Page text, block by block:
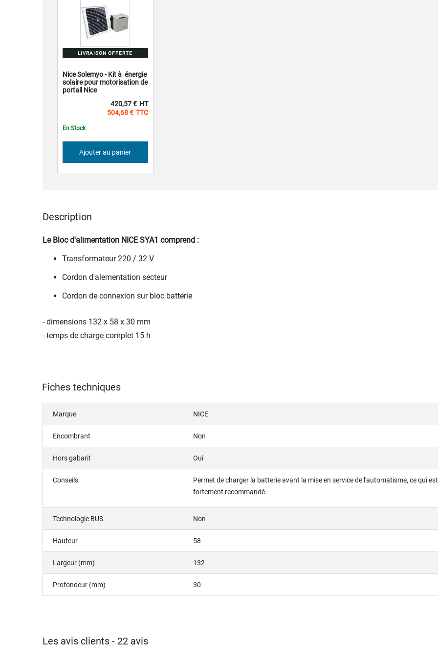
Description
Le Bloc d'alimentation NICE SYA1 comprend :
Transformateur 220 / 32 V
Cordon d'alementation secteur
Cordon de connexion sur bloc batterie
- dimensions 132 x 58 x 30 mm
- temps de charge complet 15 h
Fiches techniques
Marque NICE
Encombrant Non
Hors gabarit Oui
Conseils
Permet de charger la batterie avant la mise en service de l'automatisme, ce qui est
fortement recommandé.
Technologie BUS Non
Hauteur 58
Largeur (mm) 132
Profondeur (mm) 30
Les avis clients - 22 avis
LIVRAISON OFFERTE
Nice Solemyo - Kit à énergie
solaire pour motorisation de
portail Nice
En Stock
504,68 €
420,57 €
Ajouter au panier